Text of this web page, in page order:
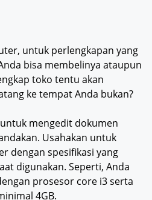
untuk perlengkapan yang
bisa membelinya ataupun
toko tentu akan
ke tempat Anda bukan?
mengedit dokumen
Usahakan untuk
dengan spesifikasi yang
digunakan. Seperti, Anda
prosesor core i3 serta
4GB.